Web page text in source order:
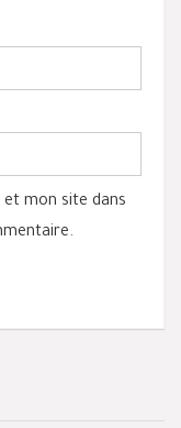
mon site dans